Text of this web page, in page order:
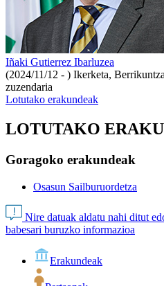
Iñaki Gutierrez Ibarluzea
(2024/11/12 - ) Ikerketa,
zuzendaria
Lotutako erakundeak
LOTUTAKO
Goragoko erakundeak
Osasun Sailburuordetza
Nire datuak aldatu nahi ditut
babesari buruzko informazioa
Erakundeak